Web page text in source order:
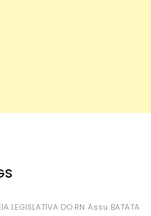
LEGISLATIVA DO RN Assu BATATA